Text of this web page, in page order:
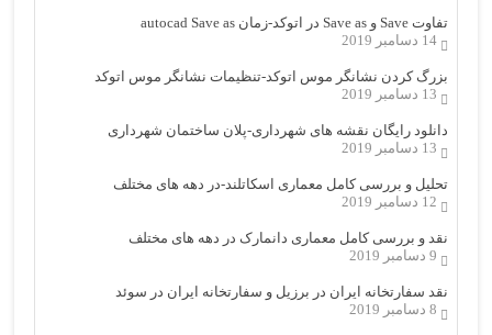
تفاوت Save و Save as در اتوکد-زمان autocad Save as
14 دسامبر 2019
بزرگ کردن نشانگر موس اتوکد-تنظیمات نشانگر موس اتوکد
13 دسامبر 2019
دانلود رایگان نقشه های شهرداری-پلان ساختمان شهرداری
13 دسامبر 2019
تحلیل و بررسی کامل معماری اسکاتلند-در دهه های مختلف
12 دسامبر 2019
نقد و بررسی کامل معماری دانمارک در دهه های مختلف
9 دسامبر 2019
نقد سفارتخانه ایران در برزیل و سفارتخانه ایران در سوئد
8 دسامبر 2019